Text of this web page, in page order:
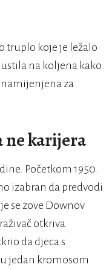
truplo koje je ležalo
na koljena kako
za
ne karijera
Početkom 1950.
izabran da predvodi
se zove Downov
otkriva
da djeca s
jedan kromosom